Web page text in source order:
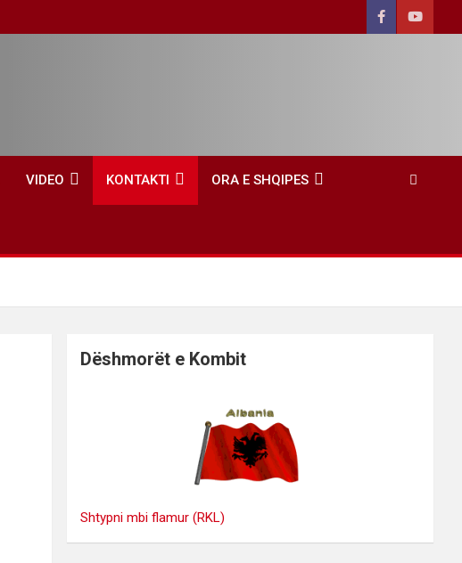
VIDEO KONTAKTI ORA E SHQIPES
Dëshmorët e Kombit
Shtypni mbi flamur (RKL)